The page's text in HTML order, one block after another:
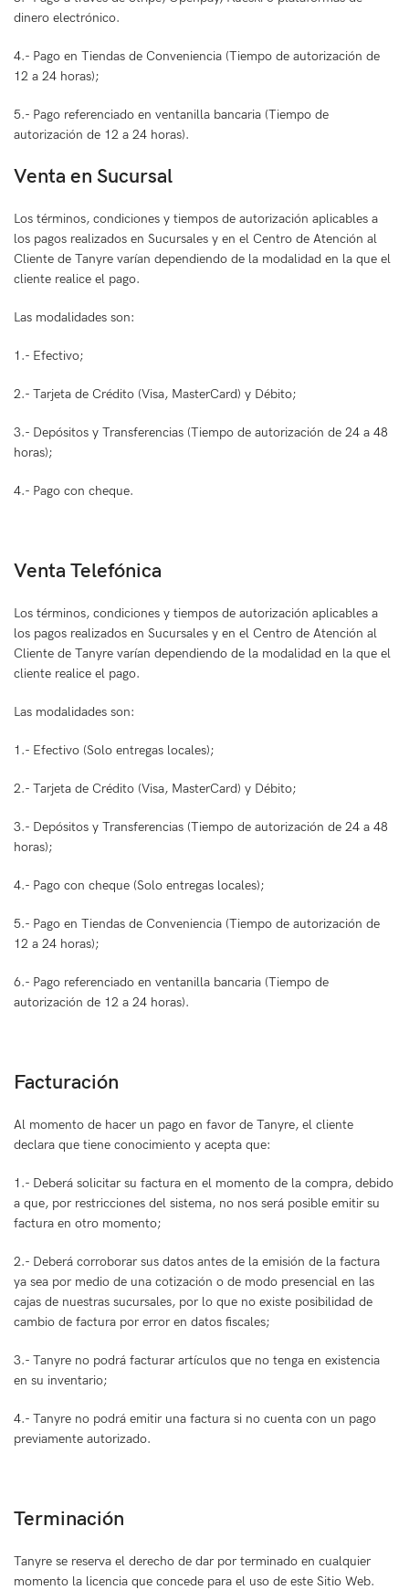
dinero electrónico.
4.- Pago en Tiendas de Conveniencia (Tiempo de autorización de
12 a 24 horas);
5.- Pago referenciado en ventanilla bancaria (Tiempo de
autorización de 12 a 24 horas).
Venta en Sucursal
Los términos, condiciones y tiempos de autorización aplicables a
los pagos realizados en Sucursales y en el Centro de Atención al
Cliente de Tanyre varían dependiendo de la modalidad en la que el
cliente realice el pago.
Las modalidades son:
1.- Efectivo;
2.- Tarjeta de Crédito (Visa, MasterCard) y Débito;
3.- Depósitos y Transferencias (Tiempo de autorización de 24 a 48
horas);
4.- Pago con cheque.
Venta Telefónica
Los términos, condiciones y tiempos de autorización aplicables a
los pagos realizados en Sucursales y en el Centro de Atención al
Cliente de Tanyre varían dependiendo de la modalidad en la que el
cliente realice el pago.
Las modalidades son:
1.- Efectivo (Solo entregas locales);
2.- Tarjeta de Crédito (Visa, MasterCard) y Débito;
3.- Depósitos y Transferencias (Tiempo de autorización de 24 a 48
horas);
4.- Pago con cheque (Solo entregas locales);
5.- Pago en Tiendas de Conveniencia (Tiempo de autorización de
12 a 24 horas);
6.- Pago referenciado en ventanilla bancaria (Tiempo de
autorización de 12 a 24 horas).
Facturación
Al momento de hacer un pago en favor de Tanyre, el cliente
declara que tiene conocimiento y acepta que:
1.- Deberá solicitar su factura en el momento de la compra, debido
a que, por restricciones del sistema, no nos será posible emitir su
factura en otro momento;
2.- Deberá corroborar sus datos antes de la emisión de la factura
ya sea por medio de una cotización o de modo presencial en las
cajas de nuestras sucursales, por lo que no existe posibilidad de
cambio de factura por error en datos fiscales;
3.- Tanyre no podrá facturar artículos que no tenga en existencia
en su inventario;
4.- Tanyre no podrá emitir una factura si no cuenta con un pago
previamente autorizado.
Terminación
Tanyre se reserva el derecho de dar por terminado en cualquier
momento la licencia que concede para el uso de este Sitio Web.